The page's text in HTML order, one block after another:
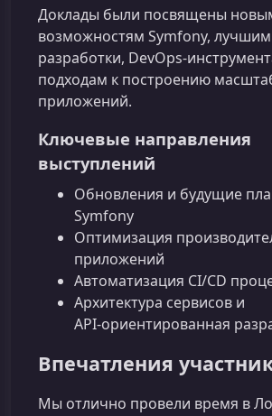
Доклады были посвящены
возможностям Symfony,
разработки,
подходам к построению
приложений.
Ключевые направления
выступлений
Обновления и будущие
Symfony
Оптимизация
приложений
Автоматизация CI/CD
Архитектура сервисов и
API‑ориентированная
Впечатления
Мы отлично провели время в